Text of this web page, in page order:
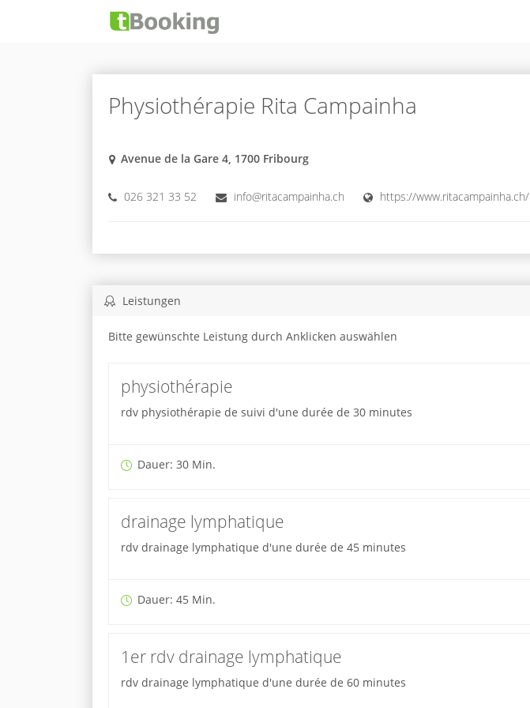
Physiothérapie Rita Campainha
Avenue de la Gare 4, 1700 Fribourg
026 321 33 52 info@ritacampainha.ch https://www.ritacampainha.ch/
Leistungen
Bitte gewünschte Leistung durch Anklicken auswählen
physiothérapie
rdv physiothérapie de suivi d'une durée de 30 minutes
Dauer: 30 Min.
drainage lymphatique
rdv drainage lymphatique d'une durée de 45 minutes
Dauer: 45 Min.
1er rdv drainage lymphatique
rdv drainage lymphatique d'une durée de 60 minutes